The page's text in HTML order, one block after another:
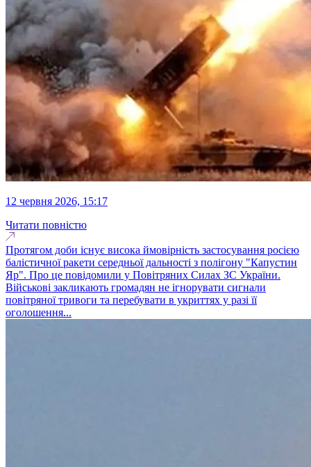
12 червня 2026, 15:17
Читати повністю
Протягом доби існує висока ймовірність застосування росією
балістичної ракети середньої дальності з полігону "Капустин
Яр". Про це повідомили у Повітряних Силах ЗС України.
Військові закликають громадян не ігнорувати сигнали
повітряної тривоги та перебувати в укриттях у разі її
оголошення...